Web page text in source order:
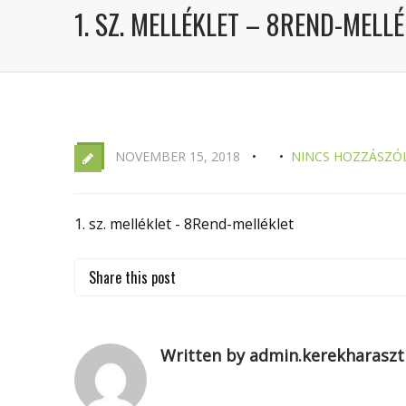
1. SZ. MELLÉKLET – 8REND-
NOVEMBER 15, 2018 NINCS
1. sz. melléklet - 8Rend-melléklet
Share this post
Written by admin.kerekharaszt